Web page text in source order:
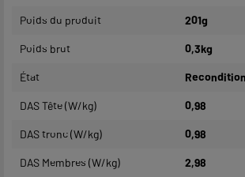
Poids du produit 201g
Poids brut 0,3kg
État
DAS Tête (W/kg) 0,98
DAS tronc (W/kg) 0,98
DAS Membres (W/kg) 2,98